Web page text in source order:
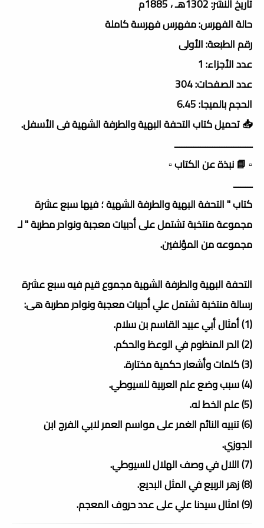
تاريخ النشر: 1302هـ ، 1885م
حالة الفهرس: مفهرس فهرسة كاملة
رقم الطبعة: الأولى
عدد الأجزاء: 1
عدد الصفحات: 304
الحجم بالميجا: 6.45
📥 تحميل كتاب التحفة البهية والطرفة الشهية فى الأسفل.
ـــــــــــــــــــــــــــــــــ
▫️ 📘 نبذة عن الكتاب ▫️
ــــــــ
كتاب " التحفة البهية والطرفة الشهية ؛ فيها سبع عشرة
مجموعة منتخبة تشتمل على أدبيات معجبة ونوادر مطربة " لـ
مجموعه من المؤلفين.
التحفة البهية والطرفة الشهية مجموع قيم فيه سبع عشرة
رسالة منتخبة تشتمل علي أدبيات معجبة ونوادر مطربة هى:
(1) أمثال أبي عبيد القاسم بن سلام.
(2) الدر المنظوم في الوعظ والحكم.
(3) كلمات وأشعار حكمية مختارة.
(4) سبب وضع علم العربية للسيوطي.
(5) علم الخط له.
(6) تنبيه النائم الغمر على مواسم العمر لابي الفرج ابن
الجوزي.
(7) اللال في وصف الهلال للسيوطي.
(8) زهر الربيع في المثل البديع.
(9) امثال سيدنا علي على عدد حروف المعجم.